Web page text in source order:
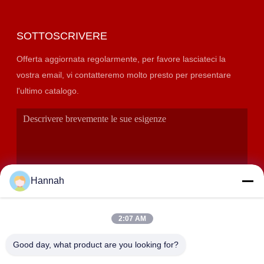
SOTTOSCRIVERE
Offerta aggiornata regolarmente, per favore lasciateci la
vostra email, vi contatteremo molto presto per presentare
l'ultimo catalogo.
Hannah
2:07 AM
Good day, what product are you looking for?